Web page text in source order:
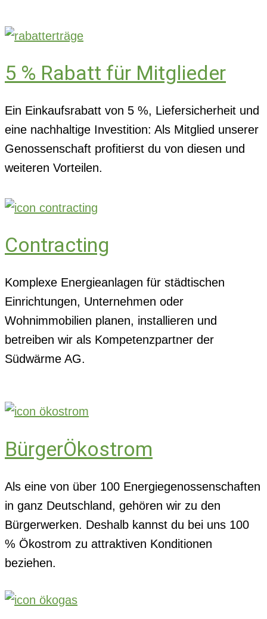
5 % Rabatt für Mitglieder
Ein Einkaufsrabatt von 5 %, Liefersicherheit und
eine nachhaltige Investition: Als Mitglied unserer
Genossenschaft profitierst du von diesen und
weiteren Vorteilen.
Contracting
Komplexe Energieanlagen für städtischen
Einrichtungen, Unternehmen oder
Wohnimmobilien planen, installieren und
betreiben wir als Kompetenzpartner der
Südwärme AG.
BürgerÖkostrom
Als eine von über 100 Energiegenossenschaften
in ganz Deutschland, gehören wir zu den
Bürgerwerken. Deshalb kannst du bei uns 100
% Ökostrom zu attraktiven Konditionen
beziehen.